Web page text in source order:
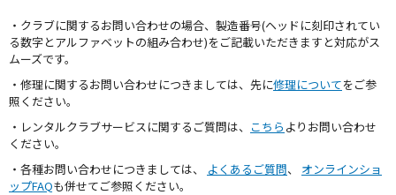
・クラブに関するお問い合わせの場合、製造番号(ヘッドに刻印されてい
る数字とアルファベットの組み合わせ)をご記載いただきますと対応がス
ムーズです。
・修理に関するお問い合わせにつきましては、先に修理についてをご参
照ください。
・レンタルクラブサービスに関するご質問は、 こちら よりお問い合わせ
ください。
・各種お問い合わせにつきましては、
よくあるご質問、 オンラインショ
ップFAQも併せてご参照ください。